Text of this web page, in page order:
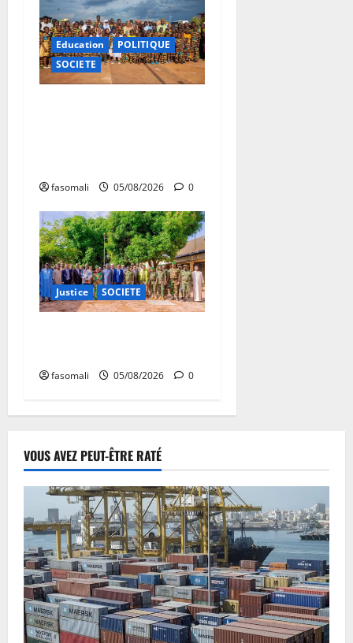
Education
POLITIQUE
SOCIETE
fasomali 05/08/2026 0
Justice SOCIETE
fasomali 05/08/2026 0
VOUS AVEZ PEUT-ÊTRE RATÉ